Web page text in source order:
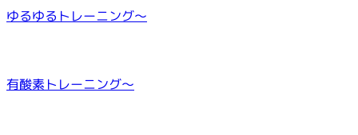
ゆるゆるトレーニング～
有酸素トレーニング～